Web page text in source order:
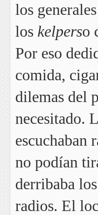
los
los kelperso
Por eso
comida,
dilemas del
necesitado.
escuchaban
no podían
derribaba
radios. El